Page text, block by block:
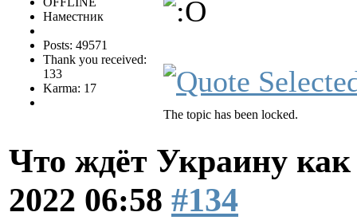
Наместник
Posts: 49571
Thank you received:
133
Karma: 17
The topic has been locked.
Что ждёт Украину как
2022 06:58 #134